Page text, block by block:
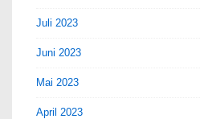
Juli 2023
Juni 2023
Mai 2023
April 2023